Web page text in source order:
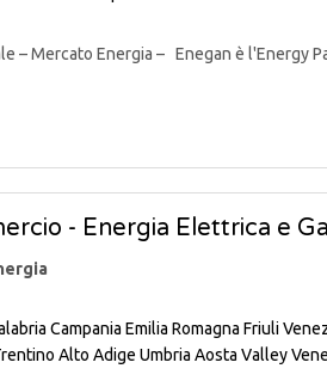
– Mercato Energia – Enegan è l'Energy
- Energia Elettrica e
Campania Emilia Romagna Friuli
Alto Adige Umbria Aosta Valley